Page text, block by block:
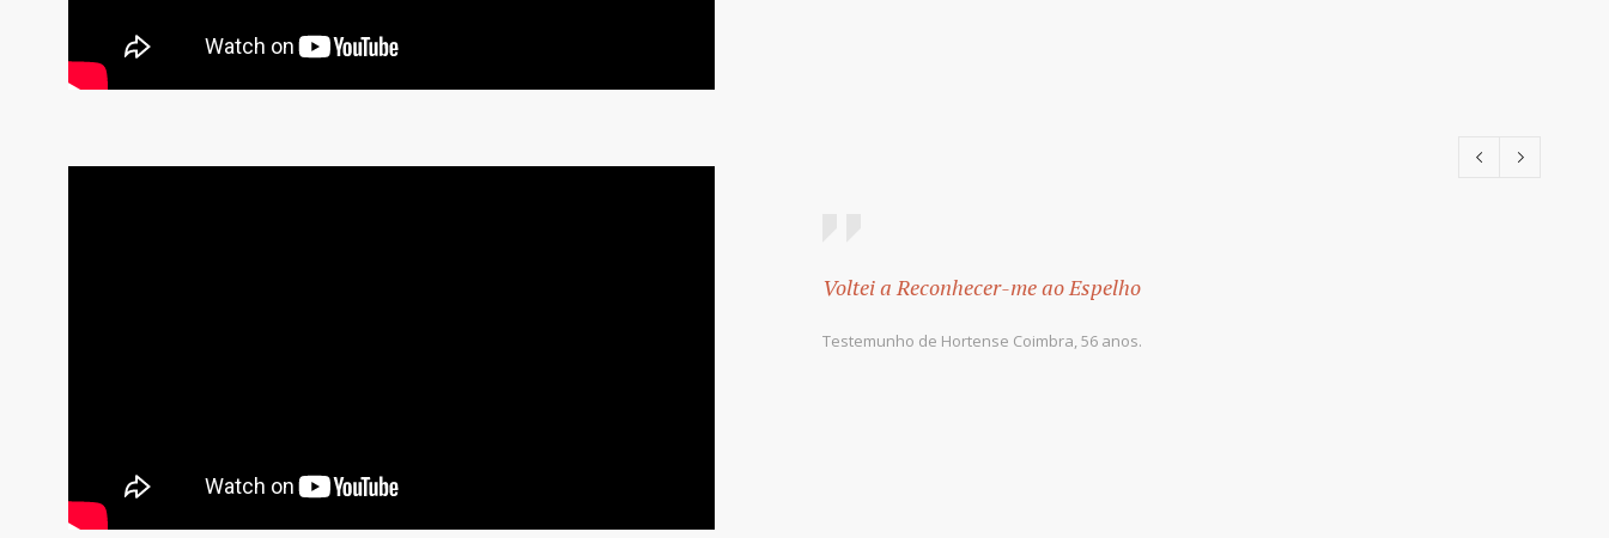
Voltei a Reconhecer-me ao Espelho
Testemunho de Hortense Coimbra, 56 anos.